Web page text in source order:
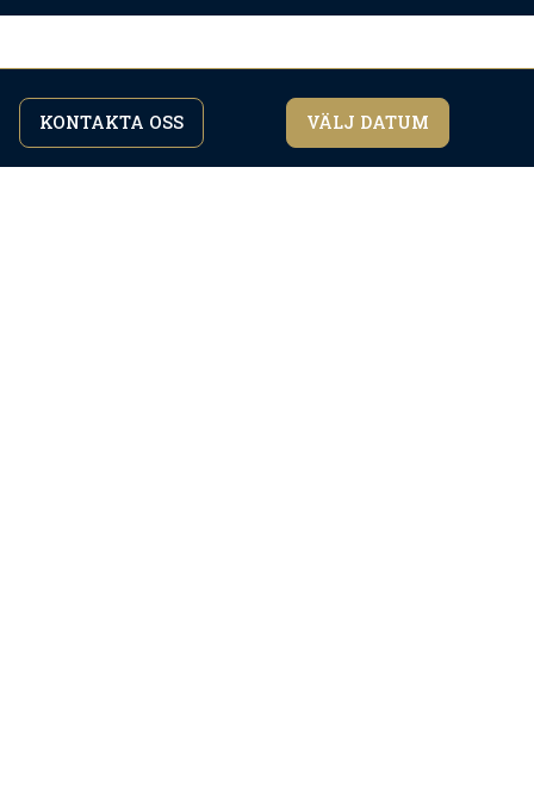
Bekvämligheter
KONTAKTA OSS VÄLJ DATUM
Genom att fortsätta att surfa på webbplatsen
godkänner du vårintegritetspolicy.
jag håller med